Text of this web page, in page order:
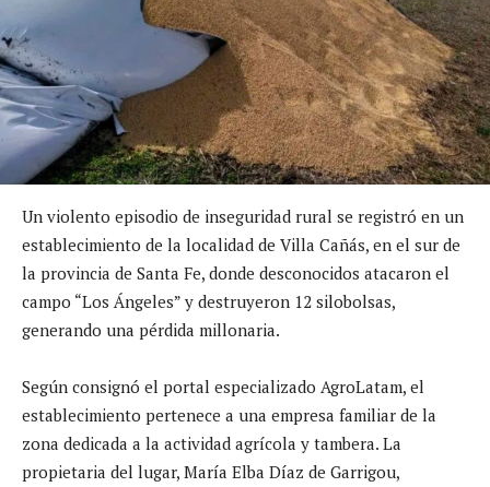
Un violento episodio de inseguridad rural se registró en un
establecimiento de la localidad de Villa Cañás, en el sur de
la provincia de Santa Fe, donde desconocidos atacaron el
campo “Los Ángeles” y destruyeron 12 silobolsas,
generando una pérdida millonaria.
Según consignó el portal especializado AgroLatam, el
establecimiento pertenece a una empresa familiar de la
zona dedicada a la actividad agrícola y tambera. La
propietaria del lugar, María Elba Díaz de Garrigou,